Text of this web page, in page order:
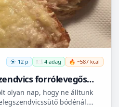
12 p 🍽️ 4 adag 🔥 ~587 kcal
forrólevegős
olyan nap, hogy ne álltunk
bódénál.